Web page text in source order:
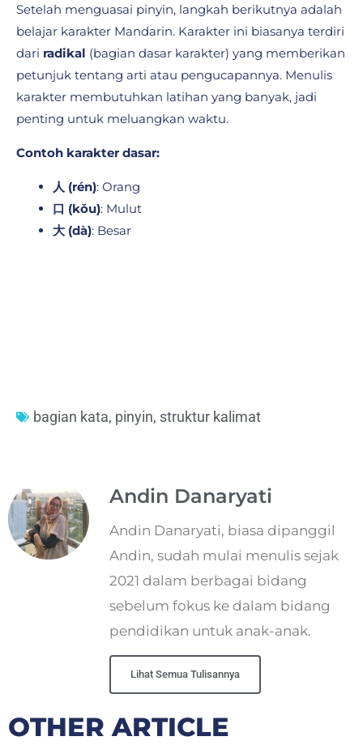
Setelah menguasai pinyin, langkah berikutnya adalah
belajar karakter Mandarin. Karakter ini biasanya terdiri
dari radikal (bagian dasar karakter) yang memberikan
petunjuk tentang arti atau pengucapannya. Menulis
karakter membutuhkan latihan yang banyak, jadi
penting untuk meluangkan waktu.
Contoh karakter dasar:
人 (rén): Orang
口 (kǒu): Mulut
大 (dà): Besar
bagian kata, pinyin, struktur kalimat
Andin Danaryati
Andin Danaryati, biasa dipanggil
Andin, sudah mulai menulis sejak
2021 dalam berbagai bidang
sebelum fokus ke dalam bidang
pendidikan untuk anak-anak.
Lihat Semua Tulisannya
OTHER ARTICLE